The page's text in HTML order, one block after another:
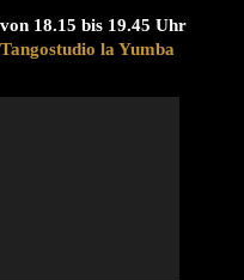
von 18.15 bis 19.45 Uhr
Tangostudio la Yumba